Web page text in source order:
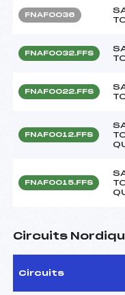
FNAF0036
FNAF0032.FFS
FNAF0022.FFS
FNAF0012.FFS
FNAF0015.FFS
Circuits
Circuits